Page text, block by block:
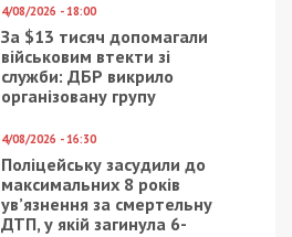
4/08/2026 - 18:00
За $13 тисяч допомагали
військовим втекти зі
служби: ДБР викрило
організовану групу
4/08/2026 - 16:30
Поліцейську засудили до
максимальних 8 років
ув’язнення за смертельну
ДТП, у якій загинула 6-